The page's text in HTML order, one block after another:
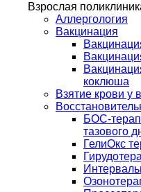
Взрослая
Аллергология
Вакцинация
коклюша
Взятие крови у
БОС-
тазового
ГелиОкс